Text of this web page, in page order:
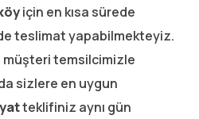
için en kısa sürede
teslimat yapabilmekteyiz.
müşteri temsilcimizle
sizlere en uygun
teklifiniz aynı gün